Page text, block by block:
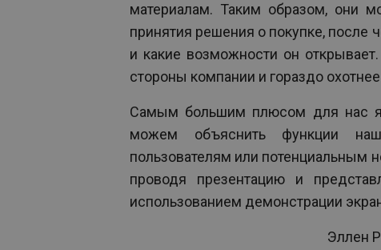
материалам. Таким образом, они
принятия решения о покупке, после
и какие возможности он
стороны компании и гораздо
Самым большим плюсом для нас
можем объяснить функции
пользователям или потенциальным
проводя презентацию и
использованием демонстрации
Эллен